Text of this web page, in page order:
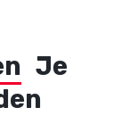
Je